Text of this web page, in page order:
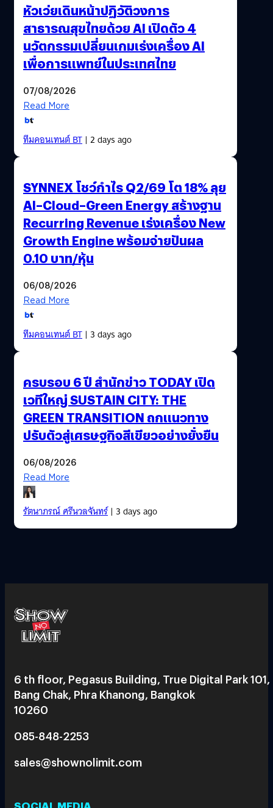
หัวเว่ยเดินหน้าปฏิวัติวงการ
สาธารณสุขไทยด้วย AI เปิดตัว 4
นวัตกรรมเปลี่ยนเกมเร่งเครื่อง AI
เพื่อการแพทย์ในประเทศไทย
07/08/2026
Read More
ทีมคอนเทนต์ BT| 2 days ago
SYNNEX โชว์กำไร Q2/69 โต 18% ลุย
AI–Cloud–Green Energy สร้างฐาน
Recurring Revenue เร่งเครื่อง New
Growth Engine พร้อมจ่ายปันผล
0.10 บาท/หุ้น
06/08/2026
Read More
ทีมคอนเทนต์ BT| 3 days ago
ครบรอบ 6 ปี สำนักข่าว TODAY เปิด
เวทีใหญ่ SUSTAIN CITY: THE
GREEN TRANSITION ถกแนวทาง
ปรับตัวสู่เศรษฐกิจสีเขียวอย่างยั่งยืน
06/08/2026
Read More
รัตนาภรณ์ ศรีนวลจันทร์| 3 days ago
6 th floor, Pegasus Building, True Digital Park 101,
Bang Chak, Phra Khanong, Bangkok
10260
085-848-2253
sales@shownolimit.com